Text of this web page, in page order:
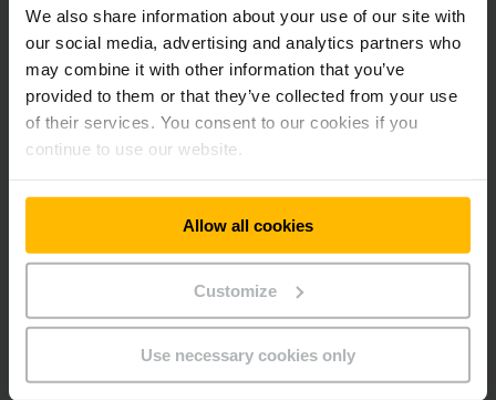
We also share information about your use of our site with
our social media, advertising and analytics partners who
may combine it with other information that you’ve
provided to them or that they’ve collected from your use
of their services. You consent to our cookies if you
continue to use our website.
Allow all cookies
Customize
Use necessary cookies only